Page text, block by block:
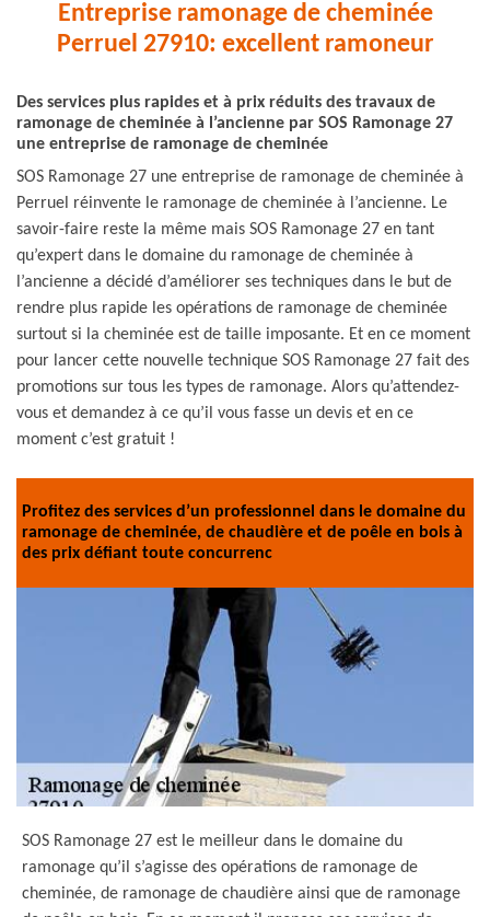
Entreprise ramonage de cheminée
Perruel 27910: excellent ramoneur
Des services plus rapides et à prix réduits des travaux de
ramonage de cheminée à l’ancienne par SOS Ramonage 27
une entreprise de ramonage de cheminée
SOS Ramonage 27 une entreprise de ramonage de cheminée à
Perruel réinvente le ramonage de cheminée à l’ancienne. Le
savoir-faire reste la même mais SOS Ramonage 27 en tant
qu’expert dans le domaine du ramonage de cheminée à
l’ancienne a décidé d’améliorer ses techniques dans le but de
rendre plus rapide les opérations de ramonage de cheminée
surtout si la cheminée est de taille imposante. Et en ce moment
pour lancer cette nouvelle technique SOS Ramonage 27 fait des
promotions sur tous les types de ramonage. Alors qu’attendez-
vous et demandez à ce qu’il vous fasse un devis et en ce
moment c’est gratuit !
Profitez des services d’un professionnel dans le domaine du
ramonage de cheminée, de chaudière et de poêle en bois à
des prix défiant toute concurrenc
SOS Ramonage 27 est le meilleur dans le domaine du
ramonage qu’il s’agisse des opérations de ramonage de
cheminée, de ramonage de chaudière ainsi que de ramonage